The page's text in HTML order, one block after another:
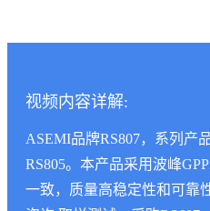
视频内容详解:
ASEMI品牌RS807，系列产品
RS805。本产品采用波峰
一致，质量高稳定性和可靠